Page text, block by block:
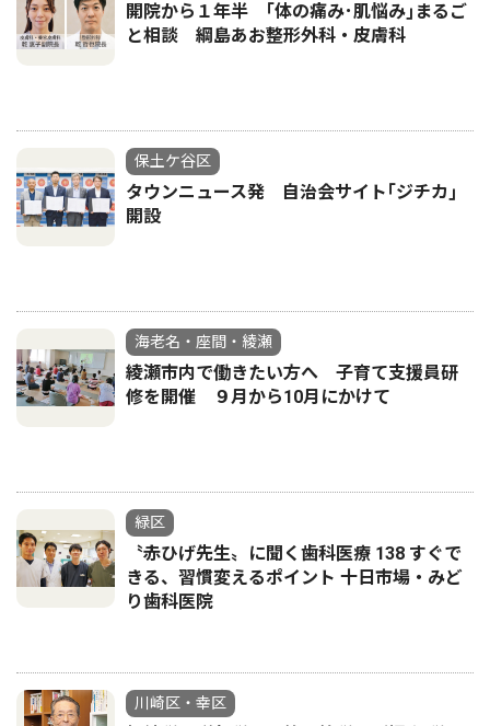
開院から１年半 ｢体の痛み･肌悩み｣まるご
と相談 綱島あお整形外科・皮膚科
保土ケ谷区
タウンニュース発 自治会サイト｢ジチカ｣
開設
海老名・座間・綾瀬
綾瀬市内で働きたい方へ 子育て支援員研
修を開催 ９月から10月にかけて
緑区
〝赤ひげ先生〟に聞く歯科医療 138 すぐで
きる、習慣変えるポイント 十日市場・みど
り歯科医院
川崎区・幸区